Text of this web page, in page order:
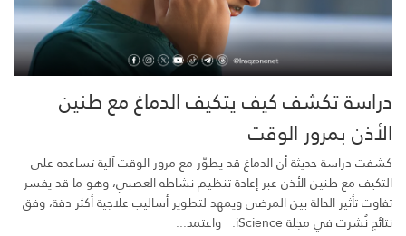
دراسة تكشف كيف يتكيف الدماغ مع طنين
الأذن بمرور الوقت
كشفت دراسة حديثة أن الدماغ قد يطوّر مع مرور الوقت آلية تساعده على
التكيف مع طنين الأذن عبر إعادة تنظيم نشاطه العصبي، وهو ما قد يفسر
تفاوت تأثير الحالة بين المرضى ويمهد لتطوير أساليب علاجية أكثر دقة، وفق
نتائج نُشرت في مجلة iScience. واعتمد...